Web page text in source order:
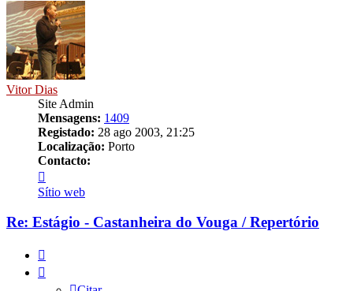
Vitor Dias
Site Admin
Mensagens: 1409
Registado: 28 ago 2003, 21:25
Localização: Porto
Contacto:
Vitor
Dias
Sítio web
Re: Estágio - Castanheira do Vouga / Repertório